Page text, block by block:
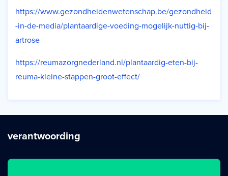
https://www.gezondheidenwetenschap.be/gezondheid
-in-de-media/plantaardige-voeding-mogelijk-nuttig-bij-
artrose
https://reumazorgnederland.nl/plantaardig-eten-bij-
reuma-kleine-stappen-groot-effect/
verantwoording